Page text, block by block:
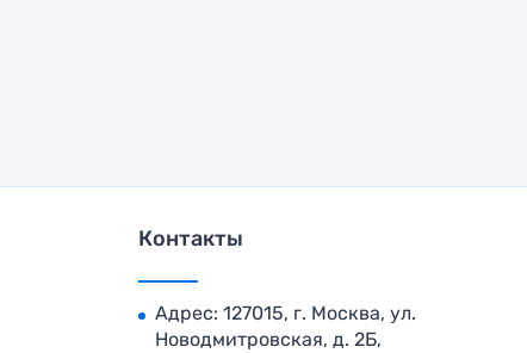
Контакты
Адрес: 127015, г. Москва, ул.
Новодмитровская, д. 2Б,